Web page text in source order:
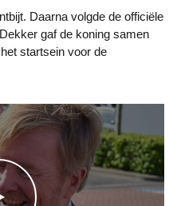
gaf de koning samen
startsein voor de
THE VIDEO